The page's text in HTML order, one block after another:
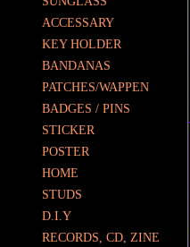
ACCESSARY
KEY HOLDER
BANDANAS
PATCHES/WAPPEN
BADGES / PINS
STICKER
POSTER
HOME
STUDS
D.I.Y
RECORDS, CD, ZINE